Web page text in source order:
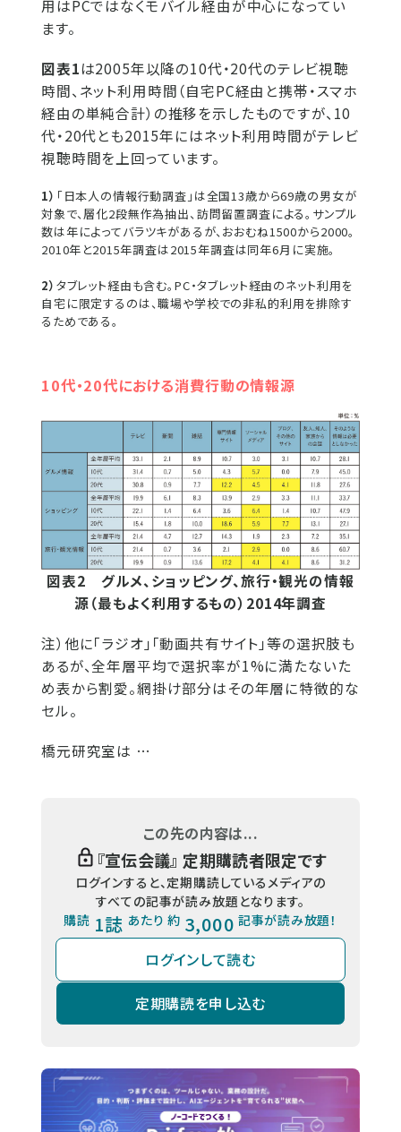
用はPCではなくモバイル経由が中心になってい
ます。
図表1は2005年以降の10代・20代のテレビ視聴
時間、ネット利用時間（自宅PC経由と携帯・スマホ
経由の単純合計）の推移を示したものですが、10
代・20代とも2015年にはネット利用時間がテレビ
視聴時間を上回っています。
1） 「日本人の情報行動調査」は全国13歳から69歳の男女が
対象で、層化2段無作為抽出、訪問留置調査による。サンプル
数は年によってバラツキがあるが、おおむね1500から2000。
2010年と2015年調査は2015年調査は同年6月に実施。
2） タブレット経由も含む。PC・タブレット経由のネット利用を
自宅に限定するのは、職場や学校での非私的利用を排除す
るためである。
10代・20代における消費行動の情報源
図表2 グルメ、ショッピング、旅行・観光の情報
源（最もよく利用するもの）2014年調査
注）他に「ラジオ」「動画共有サイト」等の選択肢も
あるが、全年層平均で選択率が1%に満たないた
め表から割愛。網掛け部分はその年層に特徴的な
セル。
橋元研究室は …
この先の内容は...
『宣伝会議』 定期購読者限定です
ログインすると、定期購読しているメディアの
すべての記事が読み放題となります。
購読 1誌 あたり 約 3,000 記事が読み放題！
ログインして読む
定期購読を申し込む